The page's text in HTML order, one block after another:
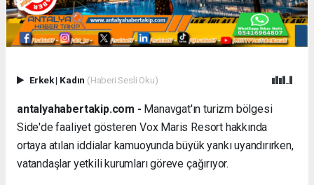
Erkek| Kadın (Haberi Sesli Oku)
antalyahabertakip.com - Manavgat'ın turizm bölgesi
Side'de faaliyet gösteren Vox Maris Resort hakkında
ortaya atılan iddialar kamuoyunda büyük yankı uyandırırken,
vatandaşlar yetkili kurumları göreve çağırıyor.